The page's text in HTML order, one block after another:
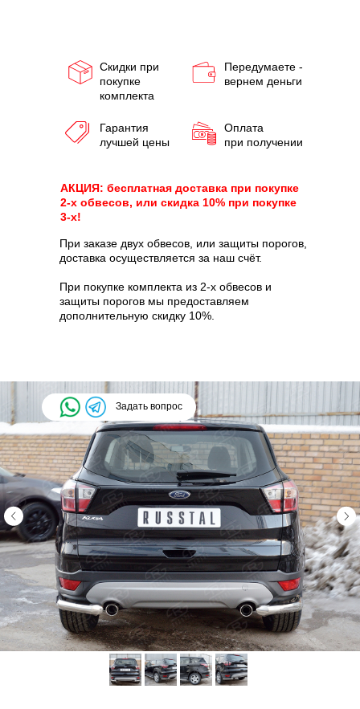
Скидки при
покупке
комплекта
Передумаете -
вернем деньги
Гарантия
лучшей цены
Оплата
при получении
АКЦИЯ: бесплатная доставка при покупке
2-х обвесов, или скидка 10% при покупке
3-х!
При заказе двух обвесов, или защиты порогов,
доставка осуществляется за наш счёт.
При покупке комплекта из 2-х обвесов и
защиты порогов мы предоставляем
дополнительную скидку 10%.
Задать вопрос